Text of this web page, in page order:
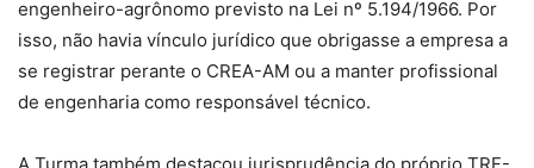
engenheiro-agrônomo previsto na Lei nº 5.194/1966. Por
isso, não havia vínculo jurídico que obrigasse a empresa a
se registrar perante o CREA-AM ou a manter profissional
de engenharia como responsável técnico.